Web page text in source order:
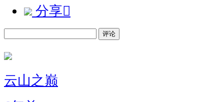
分享
评论
云山之巅